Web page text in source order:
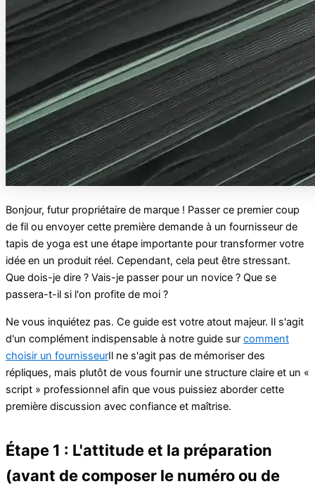
Bonjour, futur propriétaire de marque ! Passer ce premier coup
de fil ou envoyer cette première demande à un fournisseur de
tapis de yoga est une étape importante pour transformer votre
idée en un produit réel. Cependant, cela peut être stressant.
Que dois-je dire ? Vais-je passer pour un novice ? Que se
passera-t-il si l'on profite de moi ?
Ne vous inquiétez pas. Ce guide est votre atout majeur. Il s'agit
d'un complément indispensable à notre guide sur comment
choisir un fournisseurIl ne s'agit pas de mémoriser des
répliques, mais plutôt de vous fournir une structure claire et un «
script » professionnel afin que vous puissiez aborder cette
première discussion avec confiance et maîtrise.
Étape 1 : L'attitude et la préparation
(avant de composer le numéro ou de